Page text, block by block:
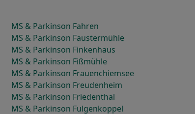
MS & Parkinson Fahren
MS & Parkinson Faustermühle
MS & Parkinson Finkenhaus
MS & Parkinson Fißmühle
MS & Parkinson Frauenchiemsee
MS & Parkinson Freudenheim
MS & Parkinson Friedenthal
MS & Parkinson Fulgenkoppel